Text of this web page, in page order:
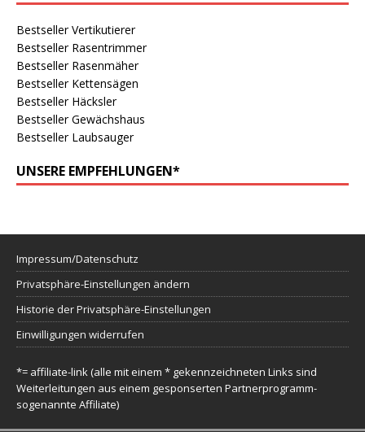
Bestseller Vertikutierer
Bestseller Rasentrimmer
Bestseller Rasenmäher
Bestseller Kettensägen
Bestseller Häcksler
Bestseller Gewächshaus
Bestseller Laubsauger
UNSERE EMPFEHLUNGEN*
Impressum/Datenschutz
Privatsphäre-Einstellungen ändern
Historie der Privatsphäre-Einstellungen
Einwilligungen widerrufen
*= affiliate-link (alle mit einem * gekennzeichneten Links sind
Weiterleitungen aus einem gesponserten Partnerprogramm-
sogenannte Affiliate)